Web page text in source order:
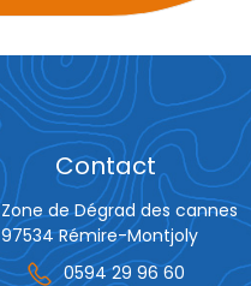
Contact
Zone de Dégrad des cannes
97534 Rémire-Montjoly
0594 29 96 60